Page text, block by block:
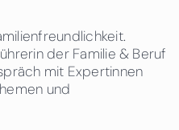
der Familie & Beruf
mit Expertinnen
und